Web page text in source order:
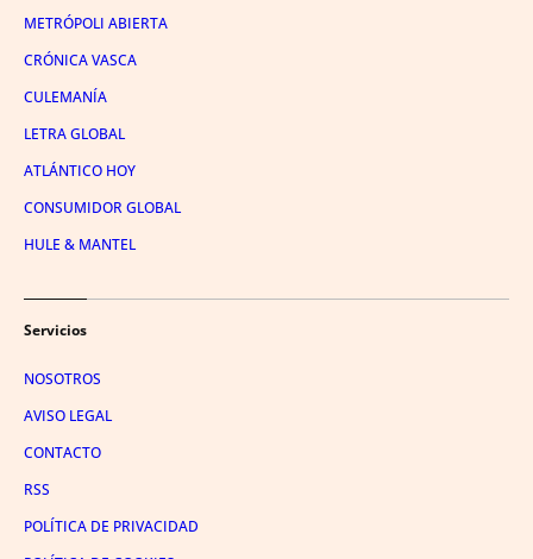
METRÓPOLI ABIERTA
CRÓNICA VASCA
CULEMANÍA
LETRA GLOBAL
ATLÁNTICO HOY
CONSUMIDOR GLOBAL
HULE & MANTEL
Servicios
NOSOTROS
AVISO LEGAL
CONTACTO
RSS
POLÍTICA DE PRIVACIDAD